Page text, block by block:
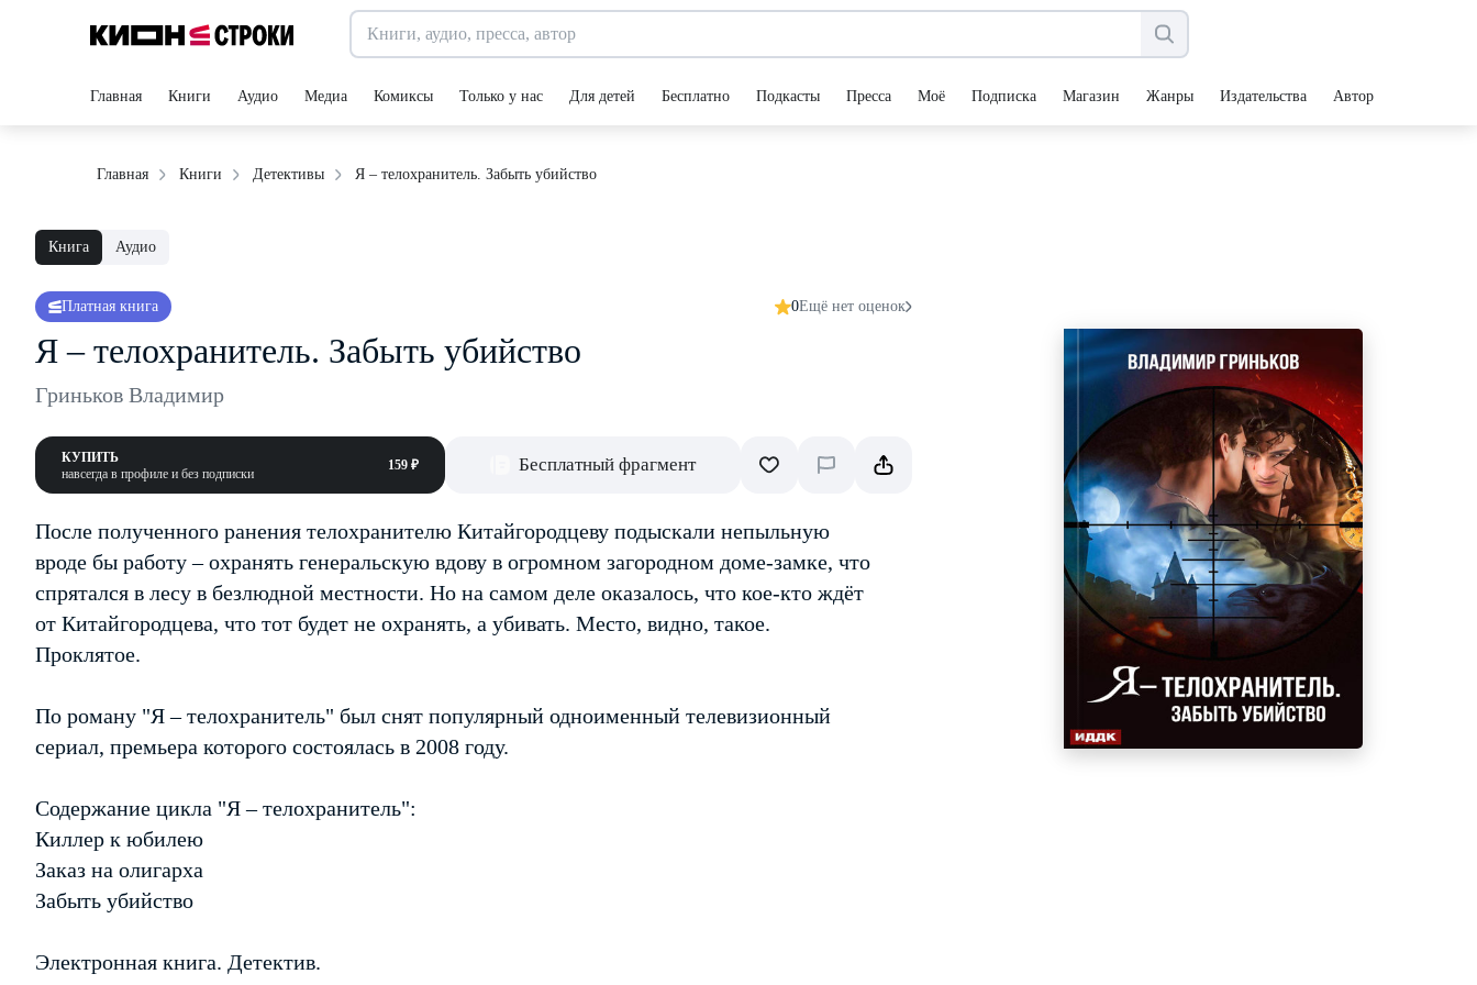
Главная Книги Аудио Медиа Комиксы Только у нас Для детей Бесплатно Подкасты Пресса Моё Подписка Магазин Жанры Издательства Авторы
Главная Книги Детективы Я – телохранитель. Забыть убийство
Книга Аудио
Платная книга 0Ещё нет оценок
Я – телохранитель. Забыть убийство
Гриньков Владимир
КУПИТЬ
навсегда в профиле и без подписки
159 ₽ Бесплатный фрагмент
После полученного ранения телохранителю Китайгородцеву подыскали непыльную
вроде бы работу – охранять генеральскую вдову в огромном загородном доме-замке, что
спрятался в лесу в безлюдной местности. Но на самом деле оказалось, что кое-кто ждёт
от Китайгородцева, что тот будет не охранять, а убивать. Место, видно, такое.
Проклятое.
По роману "Я – телохранитель" был снят популярный одноименный телевизионный
сериал, премьера которого состоялась в 2008 году.
Содержание цикла "Я – телохранитель":
Киллер к юбилею
Заказ на олигарха
Забыть убийство
Электронная книга. Детектив.